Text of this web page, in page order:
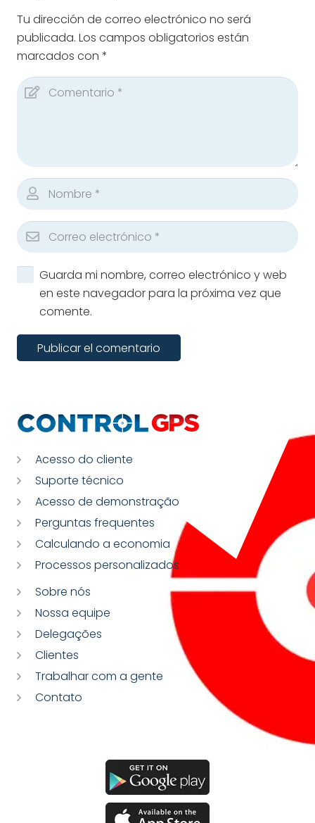
Tu dirección de correo electrónico no será
publicada. Los campos obligatorios están
marcados con *
Guarda mi nombre, correo electrónico y web
en este navegador para la próxima vez que
comente.
Publicar el comentario
Acesso do cliente
Suporte técnico
Acesso de demonstração
Perguntas frequentes
Calculando a economia
Processos personalizados
Sobre nós
Nossa equipe
Delegações
Clientes
Trabalhar com a gente
Contato